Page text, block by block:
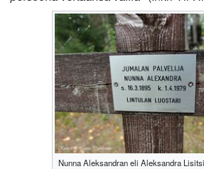
Nunna Aleksandran eli Aleksandra